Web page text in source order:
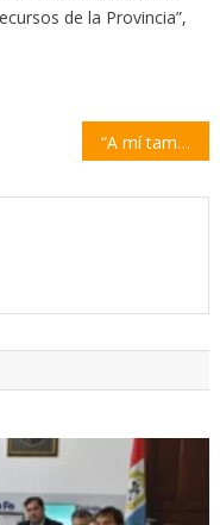
de la Provincia”,
“A mí también me pasa”: Jornada de Salud Mental en Villa Rugby Club